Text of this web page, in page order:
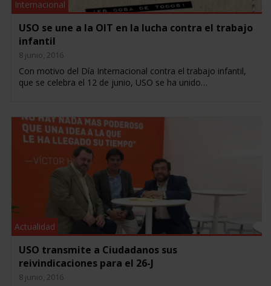
Internacional
USO se une a la OIT en la lucha contra el trabajo
infantil
8 junio, 2016
Con motivo del Día Internacional contra el trabajo infantil,
que se celebra el 12 de junio, USO se ha unido…
Actualidad
USO transmite a Ciudadanos sus
reivindicaciones para el 26-J
8 junio, 2016